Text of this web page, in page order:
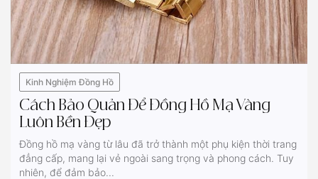
Kinh Nghiệm Đồng Hồ
Cách Bảo Quản Để Đồng Hồ Mạ Vàng
Luôn Bền Đẹp
Đồng hồ mạ vàng từ lâu đã trở thành một phụ kiện thời trang
đẳng cấp, mang lại vẻ ngoài sang trọng và phong cách. Tuy
nhiên, để đảm bảo...